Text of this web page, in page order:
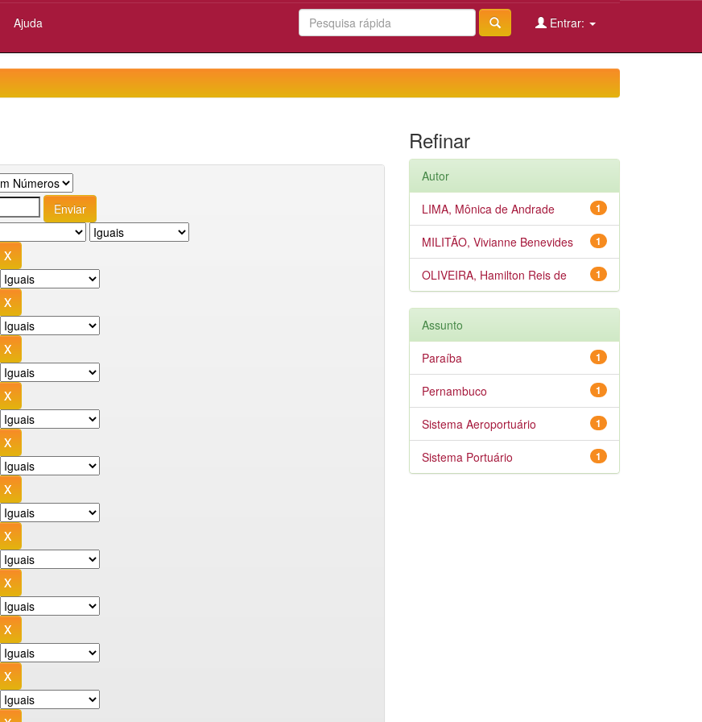
Ajuda Entrar:
Refinar
Autor
1
LIMA, Mônica de Andrade
1
MILITÃO, Vivianne Benevides
1
OLIVEIRA, Hamilton Reis de
Assunto
1
Paraíba
1
Pernambuco
1
Sistema Aeroportuário
1
Sistema Portuário